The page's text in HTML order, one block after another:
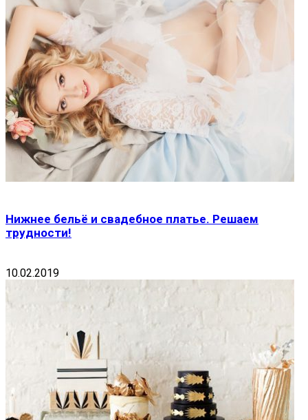
Нижнее бельё и свадебное платье. Решаем
трудности!
10.02.2019